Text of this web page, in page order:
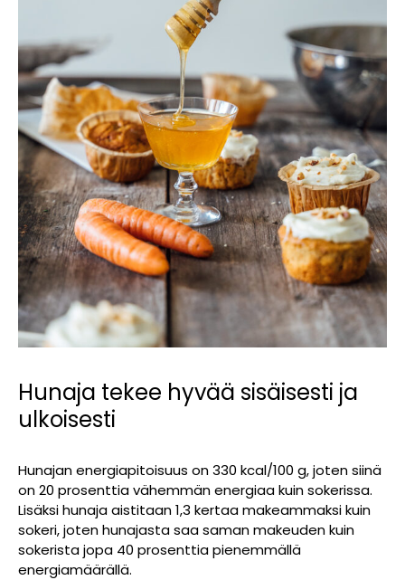
Hunaja tekee hyvää sisäisesti ja
ulkoisesti
Hunajan energiapitoisuus on 330 kcal/100 g, joten siinä
on 20 prosenttia vähemmän energiaa kuin sokerissa.
Lisäksi hunaja aistitaan 1,3 kertaa makeammaksi kuin
sokeri, joten hunajasta saa saman makeuden kuin
sokerista jopa 40 prosenttia pienemmällä
energiamäärällä.